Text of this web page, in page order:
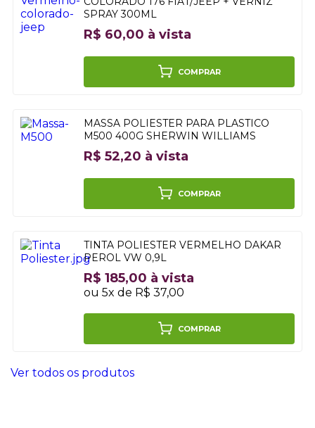
SPRAY 300ML
R$ 60,00 à vista
COMPRAR
MASSA POLIESTER PARA PLASTICO
M500 400G SHERWIN WILLIAMS
R$ 52,20 à vista
COMPRAR
TINTA POLIESTER VERMELHO DAKAR
PEROL VW 0,9L
R$ 185,00 à vista
ou 5x de R$ 37,00
COMPRAR
Ver todos os produtos